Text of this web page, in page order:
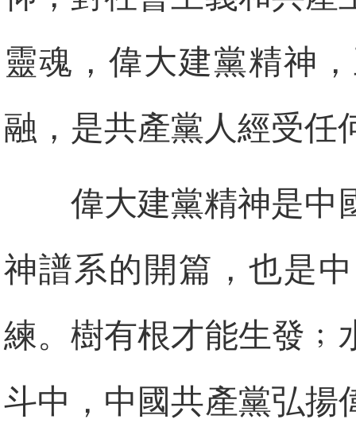
靈魂，偉大建黨精神
融，是共產黨人經受任
偉大建黨精神是中
神譜系的開篇，也是
練。樹有根才能生發﹔
斗中，中國共產黨弘揚